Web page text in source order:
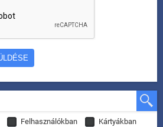
Felhasználókban
Kártyákban